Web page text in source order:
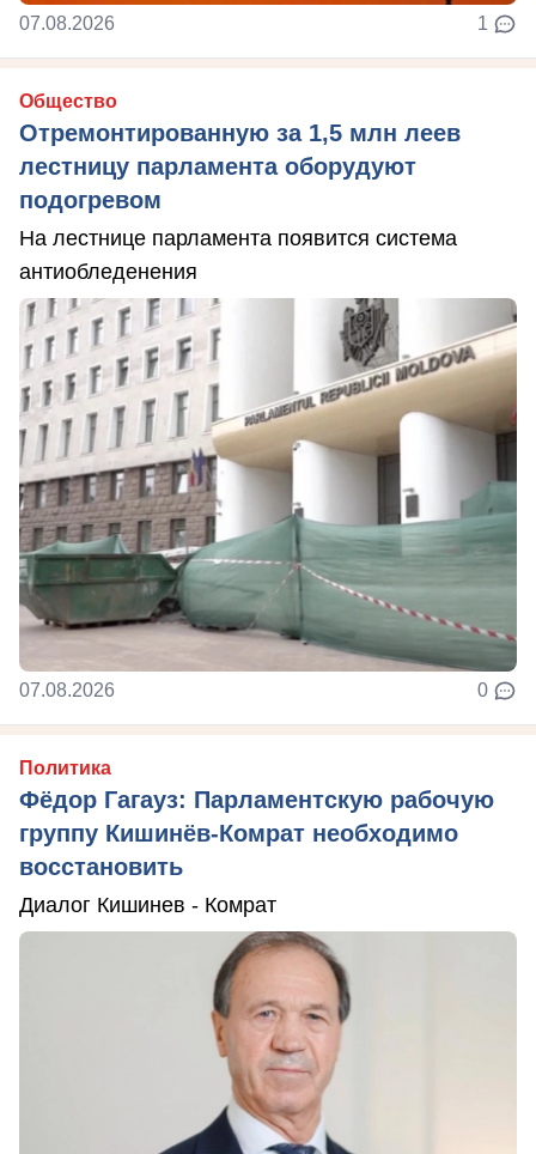
07.08.2026 1
Общество
Отремонтированную за 1,5 млн леев
лестницу парламента оборудуют
подогревом
На лестнице парламента появится система
антиобледенения
07.08.2026 0
Политика
Фёдор Гагауз: Парламентскую рабочую
группу Кишинёв-Комрат необходимо
восстановить
Диалог Кишинев - Комрат